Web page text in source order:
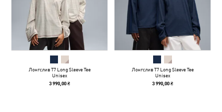
Лонгслив T7 Long Sleeve Tee
Unisex
3 990,00 ₴
Лонгслив T7 Long Sleeve Tee
Unisex
3 990,00 ₴